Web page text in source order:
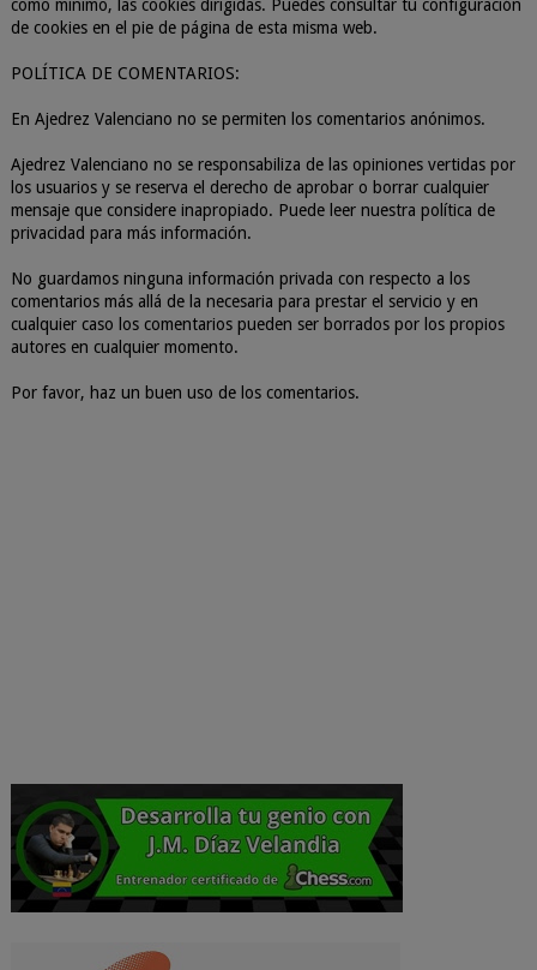
como mínimo, las cookies dirigidas. Puedes consultar tu configuración
de cookies en el pie de página de esta misma web.
POLÍTICA DE COMENTARIOS:
En Ajedrez Valenciano no se permiten los comentarios anónimos.
Ajedrez Valenciano no se responsabiliza de las opiniones vertidas por
los usuarios y se reserva el derecho de aprobar o borrar cualquier
mensaje que considere inapropiado. Puede leer nuestra política de
privacidad para más información.
No guardamos ninguna información privada con respecto a los
comentarios más allá de la necesaria para prestar el servicio y en
cualquier caso los comentarios pueden ser borrados por los propios
autores en cualquier momento.
Por favor, haz un buen uso de los comentarios.